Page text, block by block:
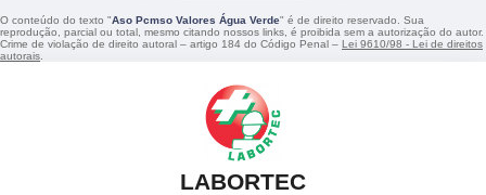
O conteúdo do texto "Aso Pcmso Valores Água Verde" é de direito reservado. Sua
reprodução, parcial ou total, mesmo citando nossos links, é proibida sem a autorização do autor.
Crime de violação de direito autoral – artigo 184 do Código Penal – Lei 9610/98 - Lei de direitos
autorais.
LABORTEC